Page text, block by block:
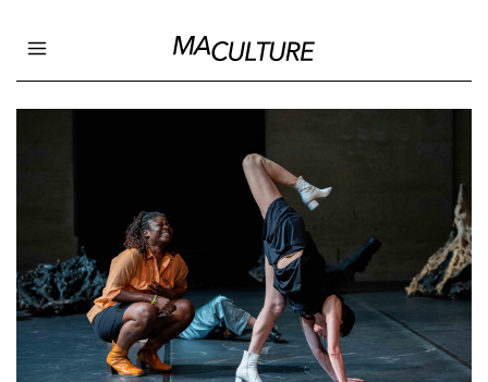
Open main menu
Ma Culture